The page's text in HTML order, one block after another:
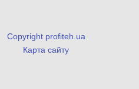
Copyright profiteh.ua
Карта сайту